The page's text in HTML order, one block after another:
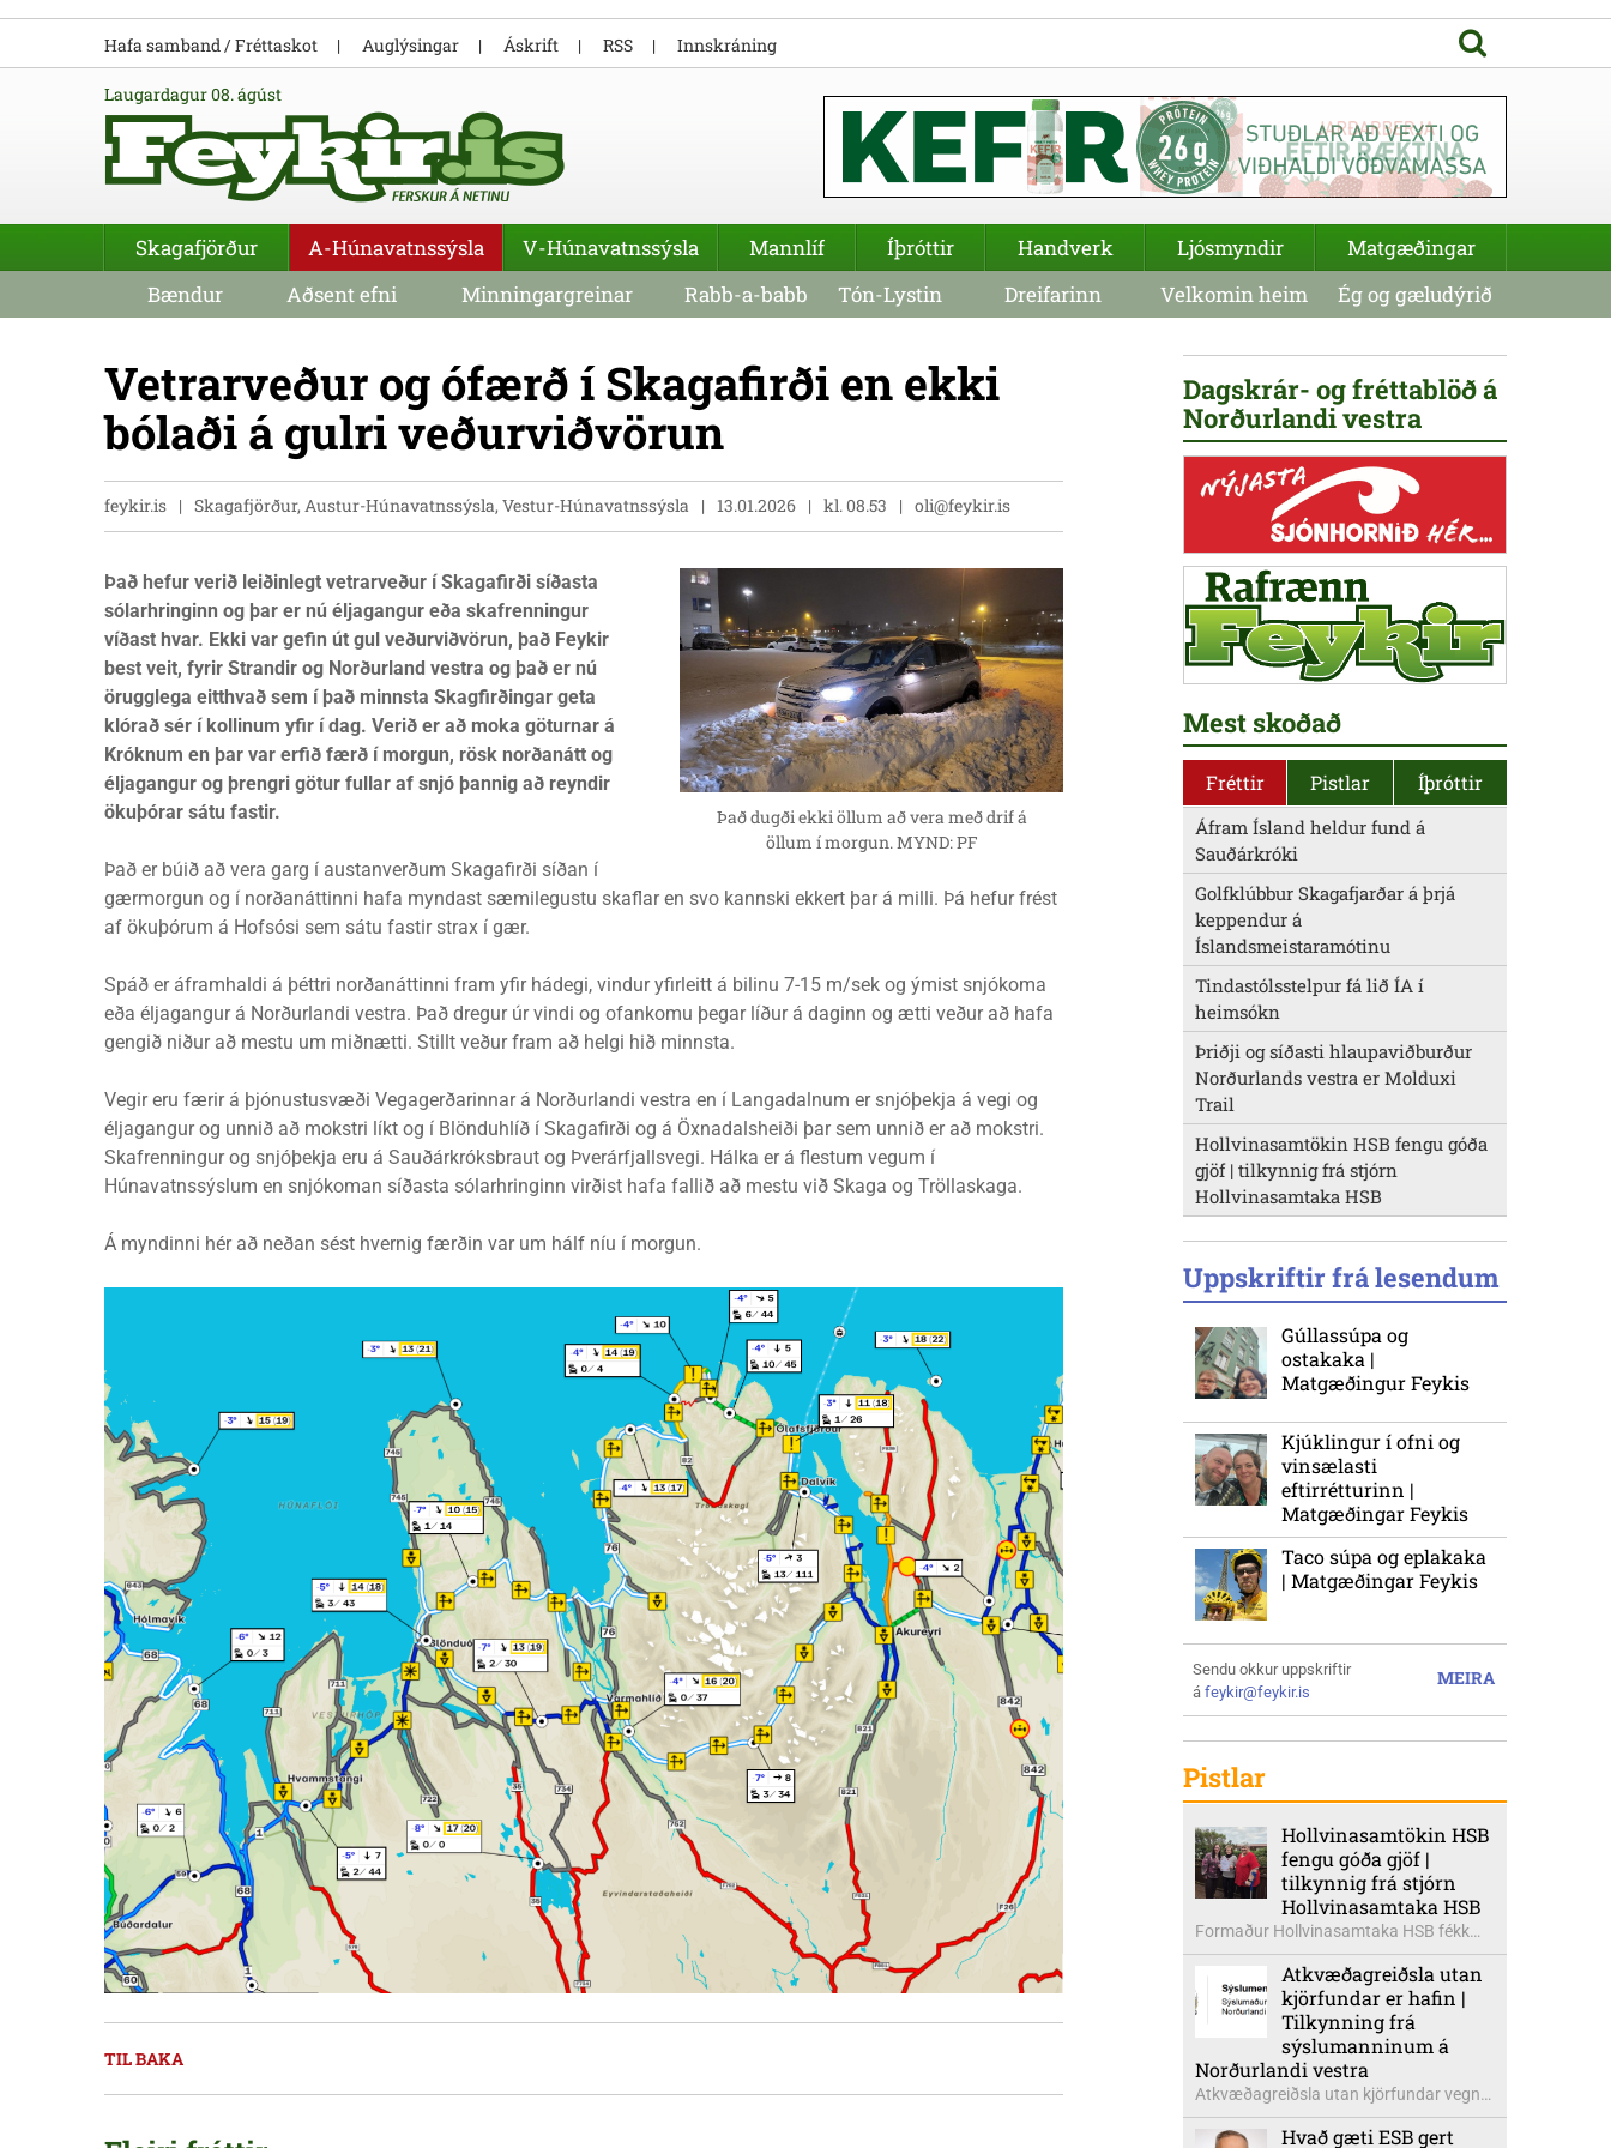
laugardagur 08. ágúst
Vetrarveður og ófærð í Skagafirði en ekki
bólaði á gulri veðurviðvörun
feykir.is Skagafjörður, Austur-Húnavatnssýsla, Vestur-Húnavatnssýsla 13.01.2026 kl. 08.53 oli@feykir.is
Það dugði ekki öllum að vera með drif á
öllum í morgun. MYND: PF
Það hefur verið leiðinlegt vetrarveður í Skagafirði síðasta
sólarhringinn og þar er nú éljagangur eða skafrenningur
víðast hvar. Ekki var gefin út gul veðurviðvörun, það Feykir
best veit, fyrir Strandir og Norðurland vestra og það er nú
örugglega eitthvað sem í það minnsta Skagfirðingar geta
klórað sér í kollinum yfir í dag. Verið er að moka göturnar á
Króknum en þar var erfið færð í morgun, rösk norðanátt og
éljagangur og þrengri götur fullar af snjó þannig að reyndir
ökuþórar sátu fastir.
Það er búið að vera garg í austanverðum Skagafirði síðan í
gærmorgun og í norðanáttinni hafa myndast sæmilegustu skaflar en svo kannski ekkert þar á milli. Þá hefur frést
af ökuþórum á Hofsósi sem sátu fastir strax í gær.
Spáð er áframhaldi á þéttri norðanáttinni fram yfir hádegi, vindur yfirleitt á bilinu 7-15 m/sek og ýmist snjókoma
eða éljagangur á Norðurlandi vestra. Það dregur úr vindi og ofankomu þegar líður á daginn og ætti veður að hafa
gengið niður að mestu um miðnætti. Stillt veður fram að helgi hið minnsta.
Vegir eru færir á þjónustusvæði Vegagerðarinnar á Norðurlandi vestra en í Langadalnum er snjóþekja á vegi og
éljagangur og unnið að mokstri líkt og í Blönduhlíð í Skagafirði og á Öxnadalsheiði þar sem unnið er að mokstri.
Skafrenningur og snjóþekja eru á Sauðárkróksbraut og Þverárfjallsvegi. Hálka er á flestum vegum í
Húnavatnssýslum en snjókoman síðasta sólarhringinn virðist hafa fallið að mestu við Skaga og Tröllaskaga.
Á myndinni hér að neðan sést hvernig færðin var um hálf níu í morgun.
TIL BAKA
Dagskrár- og fréttablöð á
Norðurlandi vestra
Mest skoðað
Fréttir Pistlar Íþróttir
Áfram Ísland heldur fund á
Sauðárkróki
Golfklúbbur Skagafjarðar á þrjá
keppendur á
Íslandsmeistaramótinu
Tindastólsstelpur fá lið ÍA í
heimsókn
Þriðji og síðasti hlaupaviðburður
Norðurlands vestra er Molduxi
Trail
Hollvinasamtökin HSB fengu góða
gjöf | tilkynnig frá stjórn
Hollvinasamtaka HSB
Uppskriftir frá lesendum
Gúllassúpa og
ostakaka |
Matgæðingur Feykis
Kjúklingur í ofni og
vinsælasti
eftirrétturinn |
Matgæðingar Feykis
Taco súpa og eplakaka
| Matgæðingar Feykis
MEIRA
Sendu okkur uppskriftir
á feykir@feykir.is
Pistlar
Hollvinasamtökin HSB
fengu góða gjöf |
tilkynnig frá stjórn
Hollvinasamtaka HSB
Formaður Hollvinasamtaka HSB fékk
heldur betur góða heimsók þann 5.
ágúst síðastliðinn. Þarna voru mættar
þær Ingibjörg á Auðólfsstöðum
formaður Kvenfélags
Bólstaðarhlíðarhrepps og Guðrún á
Auðkúlu formaður Kvenfélags
Svínavatnshrepps. Afhentu þær
Sigurlaugu Þóru gjafabréf að upphæð
Atkvæðagreiðsla utan
kjörfundar er hafin |
Tilkynning frá
sýslumanninum á
Norðurlandi vestra
Atkvæðagreiðsla utan kjörfundar vegna
þjóðaratkvæðagreiðslu um
aðildarviðræður við ESB er hafin. Greiða
Hvað gæti ESB gert
Hafa samband / Fréttaskot Auglýsingar Áskrift RSS Innskráning
Skagafjörður A-Húnavatnssýsla V-Húnavatnssýsla Mannlíf Íþróttir Handverk Ljósmyndir
Matgæðingar
Bændur
Aðsent efni Minningargreinar Rabb-a-babb Tón-Lystin Dreifarinn Velkomin heim Ég og gæludýrið